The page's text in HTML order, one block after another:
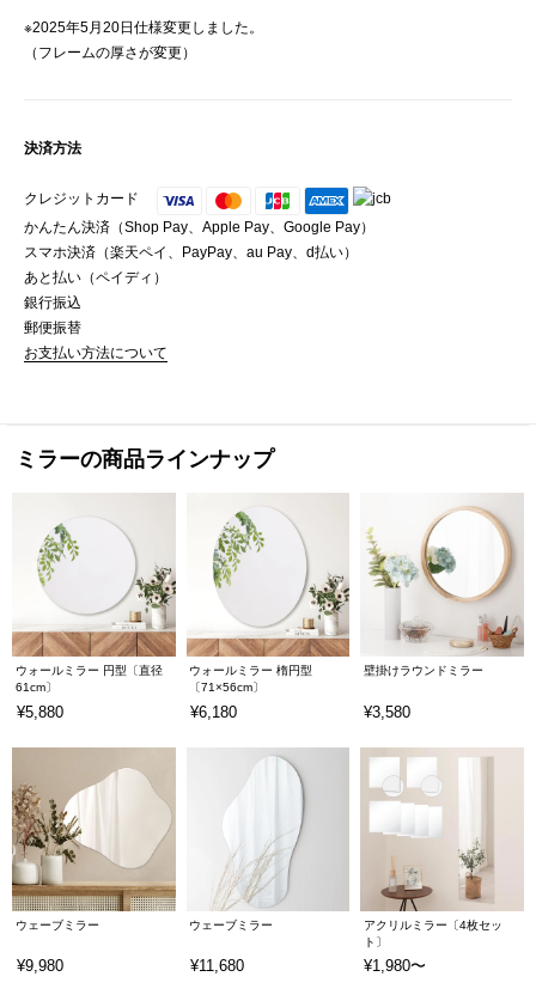
※2025年5月20日仕様変更しました。
（フレームの厚さが変更）
決済方法
クレジットカード
かんたん決済（Shop Pay、Apple Pay、Google Pay）
スマホ決済（楽天ペイ、PayPay、au Pay、d払い）
あと払い（ペイディ）
銀行振込
郵便振替
お支払い方法について
ミラーの商品ラインナップ
ウォールミラー 円型〔直径
61cm〕
¥5,880
ウォールミラー 楕円型
〔71×56cm〕
¥6,180
壁掛けラウンドミラー
¥3,580
ウェーブミラー
¥9,980
ウェーブミラー
¥11,680
アクリルミラー〔4枚セッ
ト〕
¥1,980〜